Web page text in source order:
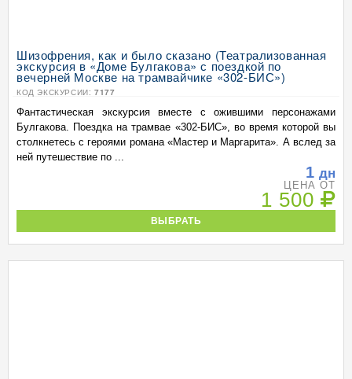
Шизофрения, как и было сказано (Театрализованная
экскурсия в «Доме Булгакова» с поездкой по
вечерней Москве на трамвайчике «302-БИС»)
КОД ЭКСКУРСИИ: 7177
Фантастическая экскурсия вместе с ожившими персонажами
Булгакова. Поездка на трамвае «302-БИС», во время которой вы
столкнетесь с героями романа «Мастер и Маргарита». А вслед за
ней путешествие по ...
1 дн
ЦЕНА ОТ
1 500
ВЫБРАТЬ